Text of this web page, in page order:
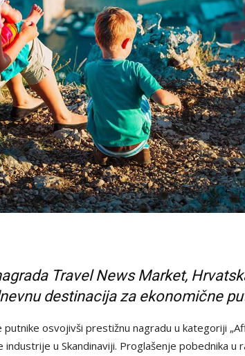
Travel News Market,
destinacija za ekonomične
osvojivši prestižnu nagradu u kategoriji
u Skandinaviji. Proglašenje pobednika u